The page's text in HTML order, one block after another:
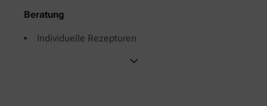
Beratung
Individuelle Rezepturen